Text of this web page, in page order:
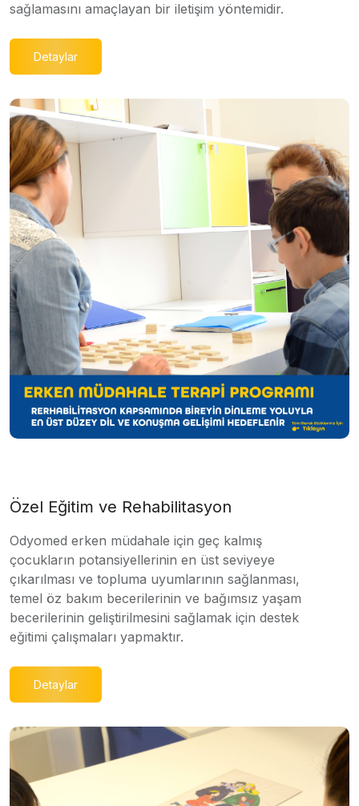
sağlamasını amaçlayan bir iletişim yöntemidir.
Detaylar
Özel Eğitim ve Rehabilitasyon
Odyomed erken müdahale için geç kalmış
çocukların potansiyellerinin en üst seviyeye
çıkarılması ve topluma uyumlarının sağlanması,
temel öz bakım becerilerinin ve bağımsız yaşam
becerilerinin geliştirilmesini sağlamak için destek
eğitimi çalışmaları yapmaktır.
Detaylar